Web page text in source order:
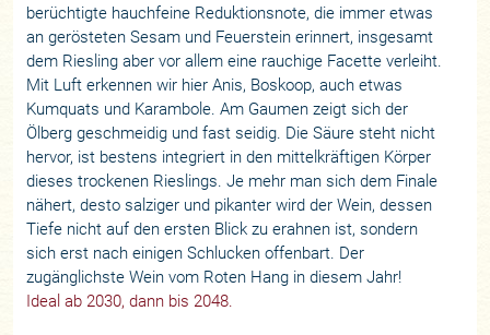
berüchtigte hauchfeine Reduktionsnote, die immer etwas
an gerösteten Sesam und Feuerstein erinnert, insgesamt
dem Riesling aber vor allem eine rauchige Facette verleiht.
Mit Luft erkennen wir hier Anis, Boskoop, auch etwas
Kumquats und Karambole. Am Gaumen zeigt sich der
Ölberg geschmeidig und fast seidig. Die Säure steht nicht
hervor, ist bestens integriert in den mittelkräftigen Körper
dieses trockenen Rieslings. Je mehr man sich dem Finale
nähert, desto salziger und pikanter wird der Wein, dessen
Tiefe nicht auf den ersten Blick zu erahnen ist, sondern
sich erst nach einigen Schlucken offenbart. Der
zugänglichste Wein vom Roten Hang in diesem Jahr!
Ideal ab 2030, dann bis 2048.